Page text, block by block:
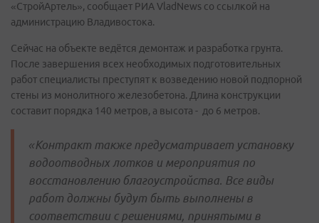
«СтройАртель», сообщает РИА VladNews со ссылкой на
администрацию Владивостока.
Сейчас на объекте ведётся демонтаж и разработка грунта.
После завершения всех необходимых подготовительных
работ специалисты преступят к возведению новой подпорной
стены из монолитного железобетона. Длина конструкции
составит порядка 140 метров, а высота - до 6 метров.
«Контракт также предусматривает установку
водоотводных лотков и мероприятия по
восстановлению благоустройства. Все виды
работ должны будут быть выполнены в
соответствии с решениями, принятыми в